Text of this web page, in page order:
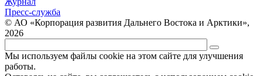
Пресс-служба
© АО «Корпорация развития Дальнего Востока и Арктики»,
2026
Мы используем файлы cookie на этом сайте для улучшения
работы.